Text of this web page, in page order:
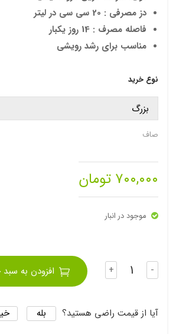
دز مصرفی : 20 سی سی در لیتر
فاصله مصرف : 14 روز یکبار
مناسب برای رشد رویشی
نوع خرید
صاف
۷۰۰,۰۰۰ تومان
موجود در انبار
- تعداد + افزودن به
آیا از قیمت راضی هستید؟ بله